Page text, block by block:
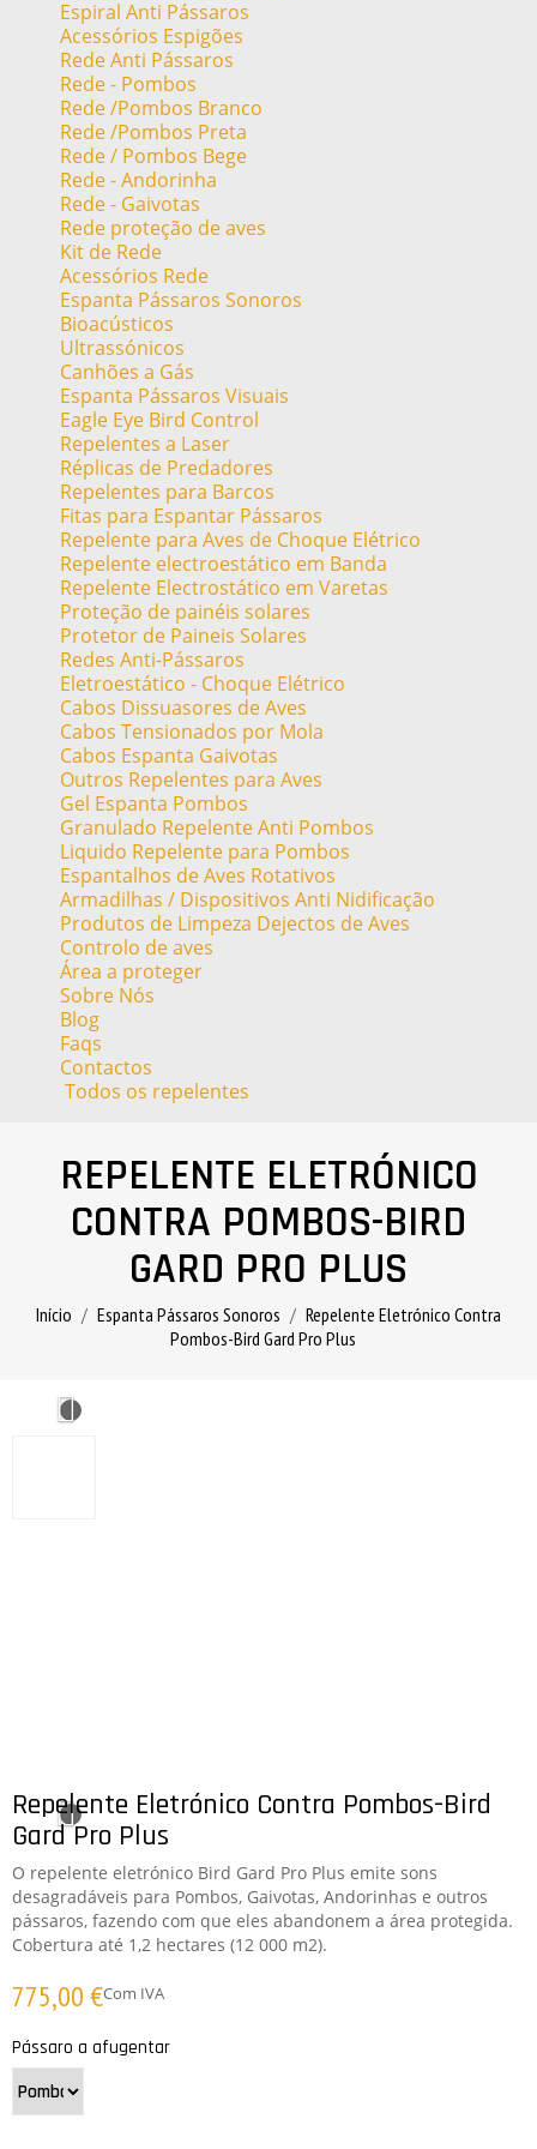
Espiral Anti Pássaros
Acessórios Espigões
Rede Anti Pássaros
Rede - Pombos
Rede /Pombos Branco
Rede /Pombos Preta
Rede / Pombos Bege
Rede - Andorinha
Rede - Gaivotas
Rede proteção de aves
Kit de Rede
Acessórios Rede
Espanta Pássaros Sonoros
Bioacústicos
Ultrassónicos
Canhões a Gás
Espanta Pássaros Visuais
Eagle Eye Bird Control
Repelentes a Laser
Réplicas de Predadores
Repelentes para Barcos
Fitas para Espantar Pássaros
Repelente para Aves de Choque Elétrico
Repelente electroestático em Banda
Repelente Electrostático em Varetas
Proteção de painéis solares
Protetor de Paineis Solares
Redes Anti-Pássaros
Eletroestático - Choque Elétrico
Cabos Dissuasores de Aves
Cabos Tensionados por Mola
Cabos Espanta Gaivotas
Outros Repelentes para Aves
Gel Espanta Pombos
Granulado Repelente Anti Pombos
Liquido Repelente para Pombos
Espantalhos de Aves Rotativos
Armadilhas / Dispositivos Anti Nidificação
Produtos de Limpeza Dejectos de Aves
Controlo de aves
Área a proteger
Sobre Nós
Blog
Faqs
Contactos
Todos os repelentes
REPELENTE ELETRÓNICO
CONTRA POMBOS-BIRD
GARD PRO PLUS
Início Espanta Pássaros Sonoros
Repelente Eletrónico Contra
Pombos-Bird Gard Pro Plus
Repelente Eletrónico Contra Pombos-Bird
Gard Pro Plus
O repelente eletrónico Bird Gard Pro Plus emite sons
desagradáveis para Pombos, Gaivotas, Andorinhas e outros
pássaros, fazendo com que eles abandonem a área protegida.
Cobertura até 1,2 hectares (12 000 m2).
775,00 €Com IVA
Pássaro a afugentar